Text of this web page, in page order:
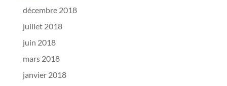
décembre 2018
juillet 2018
juin 2018
mars 2018
janvier 2018